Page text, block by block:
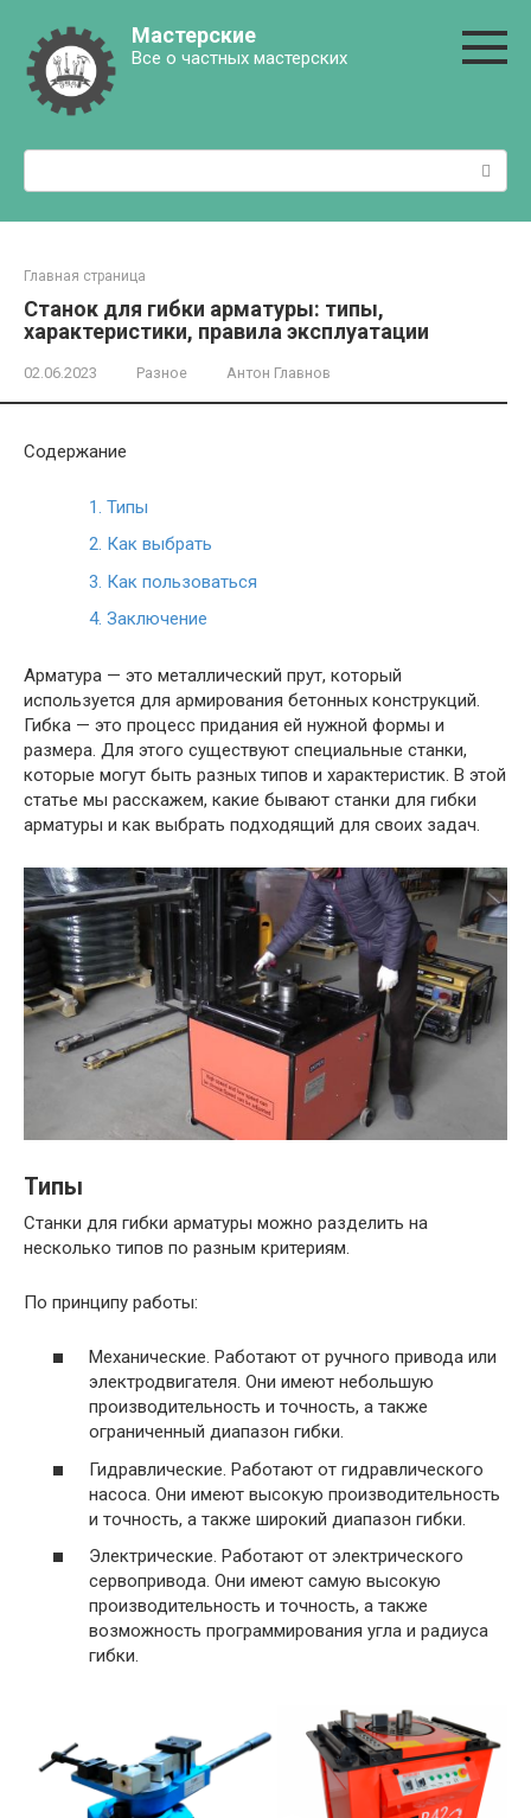
контенту
Мастерские
Все о частных мастерских
Поиск:
Главная страница
Станок для гибки арматуры: типы,
характеристики, правила эксплуатации
02.06.2023 Разное Антон Главнов
Содержание
1. Типы
2. Как выбрать
3. Как пользоваться
4. Заключение
Арматура — это металлический прут, который
используется для армирования бетонных конструкций.
Гибка — это процесс придания ей нужной формы и
размера. Для этого существуют специальные станки,
которые могут быть разных типов и характеристик. В этой
статье мы расскажем, какие бывают станки для гибки
арматуры и как выбрать подходящий для своих задач.
Типы
Станки для гибки арматуры можно разделить на
несколько типов по разным критериям.
По принципу работы:
Механические. Работают от ручного привода или
электродвигателя. Они имеют небольшую
производительность и точность, а также
ограниченный диапазон гибки.
Гидравлические. Работают от гидравлического
насоса. Они имеют высокую производительность
и точность, а также широкий диапазон гибки.
Электрические. Работают от электрического
сервопривода. Они имеют самую высокую
производительность и точность, а также
возможность программирования угла и радиуса
гибки.